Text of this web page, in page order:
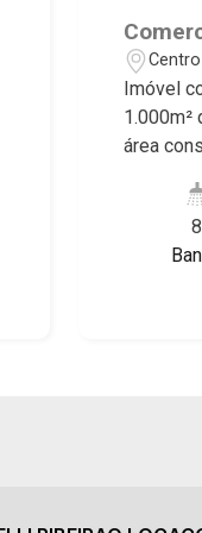
Imóvel
1.000m²
área
Centro,
8